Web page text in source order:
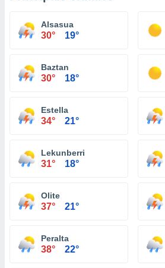
Alsasua
30° 19°
Baztan
30° 18°
Estella
34° 21°
Lekunberri
31° 18°
Olite
37° 21°
Peralta
38° 22°